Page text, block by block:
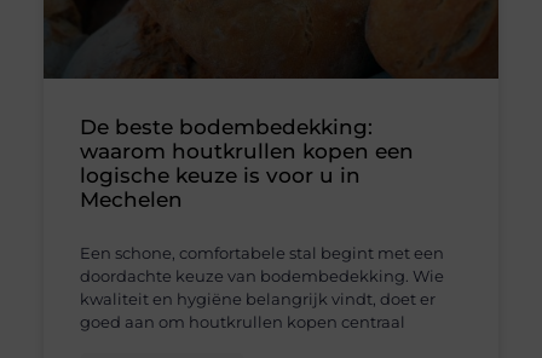
De beste bodembedekking:
waarom houtkrullen kopen een
logische keuze is voor u in
Mechelen
Een schone, comfortabele stal begint met een
doordachte keuze van bodembedekking. Wie
kwaliteit en hygiëne belangrijk vindt, doet er
goed aan om houtkrullen kopen centraal